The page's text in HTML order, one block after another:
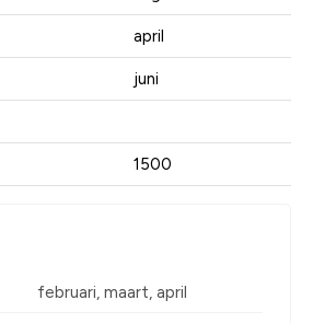
april
juni
1500
februari, maart, april